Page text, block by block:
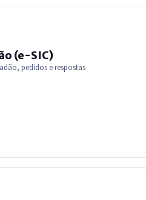
(e-SIC)
pedidos e respostas